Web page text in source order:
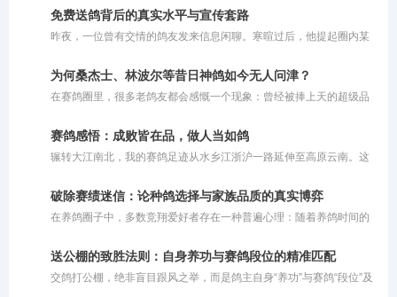
研超出自身脑力和体能极限的繁杂办法。其实不然，这里所说的“技
巧”，更多是指一种**“四两拨千斤”的智慧与策略**。对于年长的鸽友
而言，由于精力和体能的限制，养鸽方式理应顺势而为，巧妙借力。
免费送鸽背后的真实水平与宣传套路
昨夜，一位曾有交情的鸽友发来信息闲聊。寒暄过后，他提起圈内某
费提供给鸽友交费参赛，唯一的要求就是把获奖的鸽子拍回来。鸽友
劝我也效仿此法，多送免费鸽子让他人试验，以此扩大知名度，让更
多人体验自家鸽系的实力。他甚至提到，有人用该名家的鸽子在寄养
为何桑杰士、林波尔等昔日神鸽如今无人问津？
在赛鸽圈里，很多老鸽友都会感慨一个现象：曾经被捧上天的超级品
不可多得的快速鸽，但是为什么现在没人提了呢？这背后折射出的，
其实是赛鸽市场残酷的商业运作规律。
赛鸽感悟：成败皆在品，做人当如鸽
辗转大江南北，我的赛鸽足迹从水乡江浙沪一路延伸至高原云南。这
繁华落尽，静心沉思，最深的感触凝成了一句大实话：鸽子这生灵，
能飞就是硬道理。有些鸽子外表再光鲜亮丽，羽质顺滑、体态优美，
一旦踏上公棚的赛飞征程，若是缺乏那种与生俱来的竞翔能力，也是
的还是血统底蕴与家族传承。
破除赛绩迷信：论种鸽选择与家族品质的真实博弈
在养鸽圈子中，多数竞翔爱好者存在一种普遍心理：随着养鸽时间的
绩。特别是对于那些征战赛场多年的鸽友而言，自家连续飞出高位名
次的鸽子，往往是做种的首选。部分要求更为严苛的玩家，甚至非飞
过前三名或连续多站前十名的鸽子不用，他们认为只有这样的鸽子做
送公棚的致胜法则：自身养功与赛鸽段位的精准匹配
交鸽打公棚，绝非盲目跟风之举，而是鸽主自身“养功”与赛鸽“段位”及